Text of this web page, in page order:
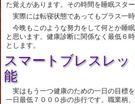
た覚えがあります。その時間を睡眠スタ
実際には転寝状態であってもプラス一
今晩もこのような努力をして何とか睡
と思います。健康診断に関係なく最低６
とします。
スマートブレスレッ
能
実はもう一つ健康のための一日の目標
一日最低７０００歩の歩行です。職業柄